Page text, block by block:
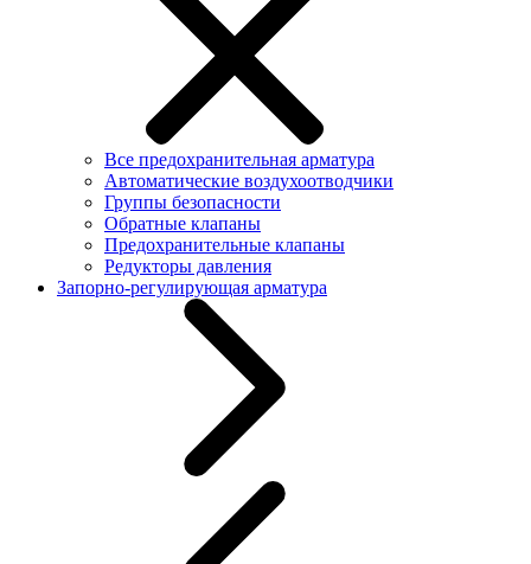
Все предохранительная арматура
Автоматические воздухоотводчики
Группы безопасности
Обратные клапаны
Предохранительные клапаны
Редукторы давления
Запорно-регулирующая арматура